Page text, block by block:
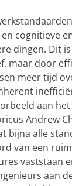
cognitieve
dingen. Dit
maar door
meer tijd
aan
Andrew
bijna alle
van een
vaststaan
aan